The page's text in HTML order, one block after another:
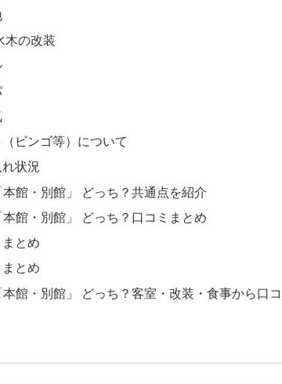
木の改装
ビンゴ等）について
状況
館・別館」 どっち？共通点を紹介
館・別館」 どっち？口コミまとめ
とめ
とめ
館・別館」 どっち？客室・改装・食事から口